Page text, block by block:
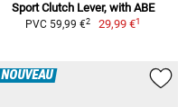
Sport Clutch Lever, with ABE
PVC 59,99 €2 29,99 €1
NOUVEAU